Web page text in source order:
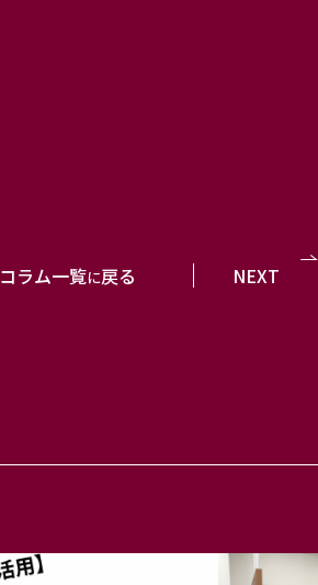
コラム一覧に戻る NEXT